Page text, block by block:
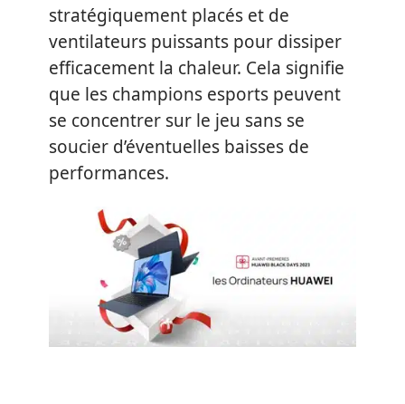
stratégiquement placés et de
ventilateurs puissants pour dissiper
efficacement la chaleur. Cela signifie
que les champions esports peuvent
se concentrer sur le jeu sans se
soucier d’éventuelles baisses de
performances.